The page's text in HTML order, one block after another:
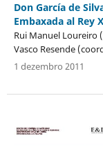
Don García de
Embaxada al Rey
Rui Manuel Loureiro
Vasco Resende
1 dezembro 2011